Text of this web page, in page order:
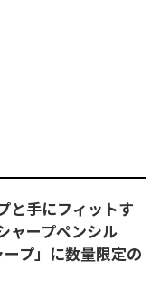
と手にフィットす
ャープペンシル
ープ」に数量限定の